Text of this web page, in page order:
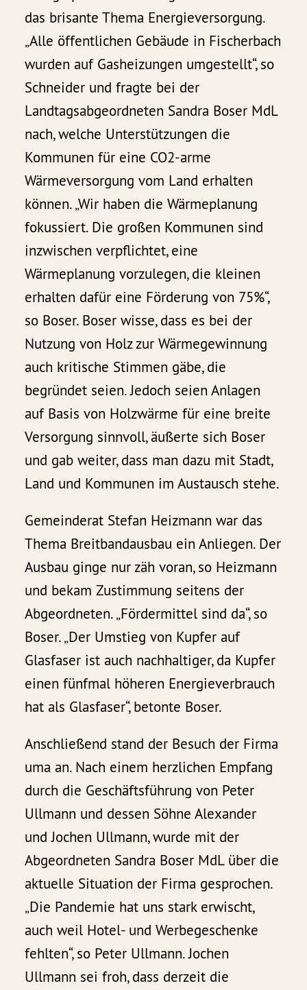
das brisante Thema Energieversorgung.
„Alle öffentlichen Gebäude in Fischerbach
wurden auf Gasheizungen umgestellt“, so
Schneider und fragte bei der
Landtagsabgeordneten Sandra Boser MdL
nach, welche Unterstützungen die
Kommunen für eine CO2-arme
Wärmeversorgung vom Land erhalten
können. „Wir haben die Wärmeplanung
fokussiert. Die großen Kommunen sind
inzwischen verpflichtet, eine
Wärmeplanung vorzulegen, die kleinen
erhalten dafür eine Förderung von 75%“,
so Boser. Boser wisse, dass es bei der
Nutzung von Holz zur Wärmegewinnung
auch kritische Stimmen gäbe, die
begründet seien. Jedoch seien Anlagen
auf Basis von Holzwärme für eine breite
Versorgung sinnvoll, äußerte sich Boser
und gab weiter, dass man dazu mit Stadt,
Land und Kommunen im Austausch stehe.
Gemeinderat Stefan Heizmann war das
Thema Breitbandausbau ein Anliegen. Der
Ausbau ginge nur zäh voran, so Heizmann
und bekam Zustimmung seitens der
Abgeordneten. „Fördermittel sind da“, so
Boser. „Der Umstieg von Kupfer auf
Glasfaser ist auch nachhaltiger, da Kupfer
einen fünfmal höheren Energieverbrauch
hat als Glasfaser“, betonte Boser.
Anschließend stand der Besuch der Firma
uma an. Nach einem herzlichen Empfang
durch die Geschäftsführung von Peter
Ullmann und dessen Söhne Alexander
und Jochen Ullmann, wurde mit der
Abgeordneten Sandra Boser MdL über die
aktuelle Situation der Firma gesprochen.
„Die Pandemie hat uns stark erwischt,
auch weil Hotel- und Werbegeschenke
fehlten“, so Peter Ullmann. Jochen
Ullmann sei froh, dass derzeit die